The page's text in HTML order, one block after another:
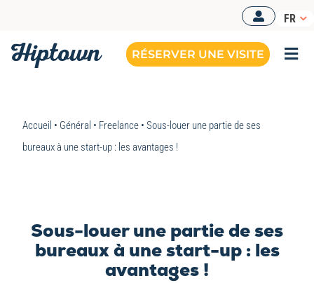
contenu
FR
RÉSERVER UNE VISITE
Accueil • Général • Freelance• Sous-louer une partie de ses
bureaux à une start-up : les avantages !
Sous-louer une partie de ses
bureaux à une start-up : les
avantages !